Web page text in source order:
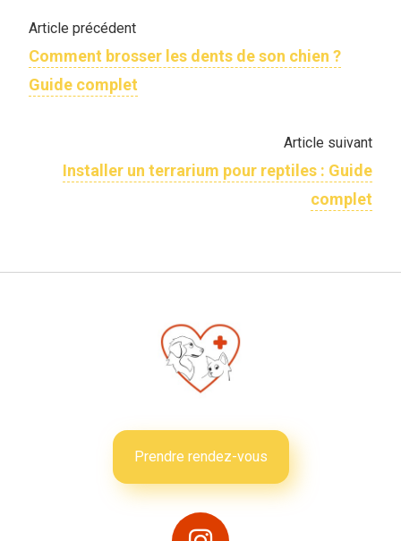
Article précédent
Comment brosser les dents de son chien ?
Guide complet
Article suivant
Installer un terrarium pour reptiles : Guide
complet
Prendre rendez-vous